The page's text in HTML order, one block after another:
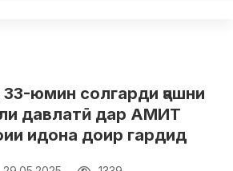
юмин солгарди ҷашни
давлатӣ дар АМИТ
идона доир гардид